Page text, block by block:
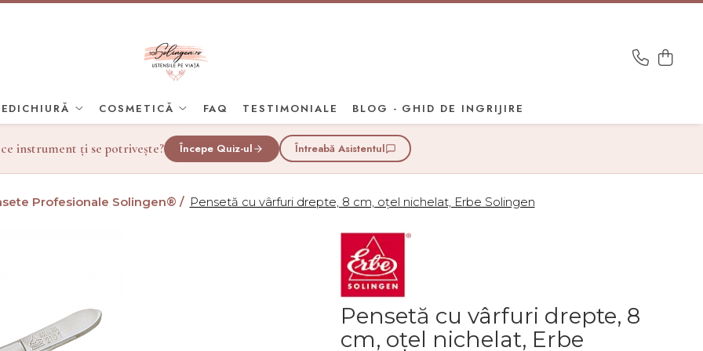
COSMETICĂ FAQ TESTIMONIALE BLOG - GHID DE INGRIJIRE
instrument ți se potrivește? Începe Quiz-ul Întreabă Asistentul
Profesionale Solingen® / Pensetă cu vârfuri drepte, 8 cm, oțel nichelat, Erbe Solingen
Pensetă cu vârfuri drepte, 8
cm, oțel nichelat, Erbe